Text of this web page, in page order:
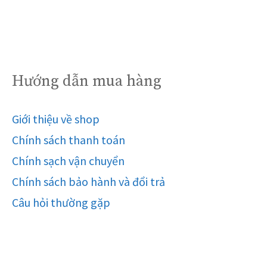
Hướng dẫn mua hàng
Giới thiệu về shop
Chính sách thanh toán
Chính sạch vận chuyển
Chính sách bảo hành và đổi trả
Câu hỏi thường gặp